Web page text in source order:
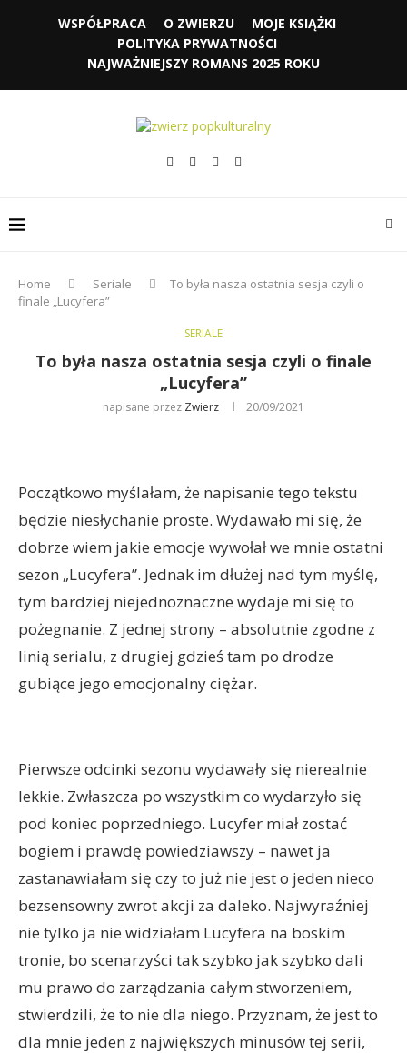
WSPÓŁPRACA O ZWIERZU
MOJE KSIĄŻKI
POLITYKA PRYWATNOŚCI
NAJWAŻNIEJSZY ROMANS 2025 ROKU
Home Seriale
To była nasza ostatnia sesja czyli o
finale „Lucyfera”
SERIALE
To była nasza ostatnia sesja czyli o finale
„Lucyfera”
napisane przez Zwierz 20/09/2021
Początkowo myślałam, że napisanie tego tekstu
będzie niesłychanie proste. Wydawało mi się, że
dobrze wiem jakie emocje wywołał we mnie ostatni
sezon „Lucyfera”. Jednak im dłużej nad tym myślę,
tym bardziej niejednoznaczne wydaje mi się to
pożegnanie. Z jednej strony – absolutnie zgodne z
linią serialu, z drugiej gdzieś tam po drodze
gubiące jego emocjonalny ciężar.
Pierwsze odcinki sezonu wydawały się nierealnie
lekkie. Zwłaszcza po wszystkim co wydarzyło się
pod koniec poprzedniego. Lucyfer miał zostać
bogiem i prawdę powiedziawszy – nawet ja
zastanawiałam się czy to już nie jest o jeden nieco
bezsensowny zwrot akcji za daleko. Najwyraźniej
nie tylko ja nie widziałam Lucyfera na boskim
tronie, bo scenarzyści tak szybko jak szybko dali
mu prawo do zarządzania całym stworzeniem,
stwierdzili, że to nie dla niego. Przyznam, że jest to
dla mnie jeden z największych minusów tej serii,